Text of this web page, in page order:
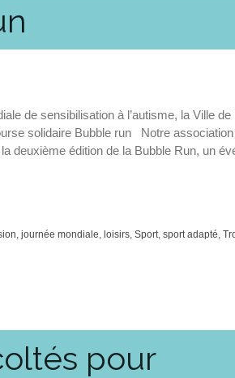
de sensibilisation à l’autisme, la Ville
solidaire Bubble run Notre
deuxième édition de la Bubble Run, un
, journée mondiale, loisirs, Sport, sport adapté,
pour